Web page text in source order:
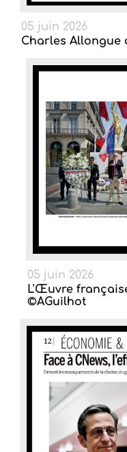
05 juin 2026
Charles Allongue
05 juin 2026
L'Œuvre
©AGuilhot